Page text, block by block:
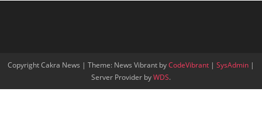
Copyright Cakra News | Theme: News Vibrant byCodeVibrant | SysAdmin |
Server Provider byWDS.